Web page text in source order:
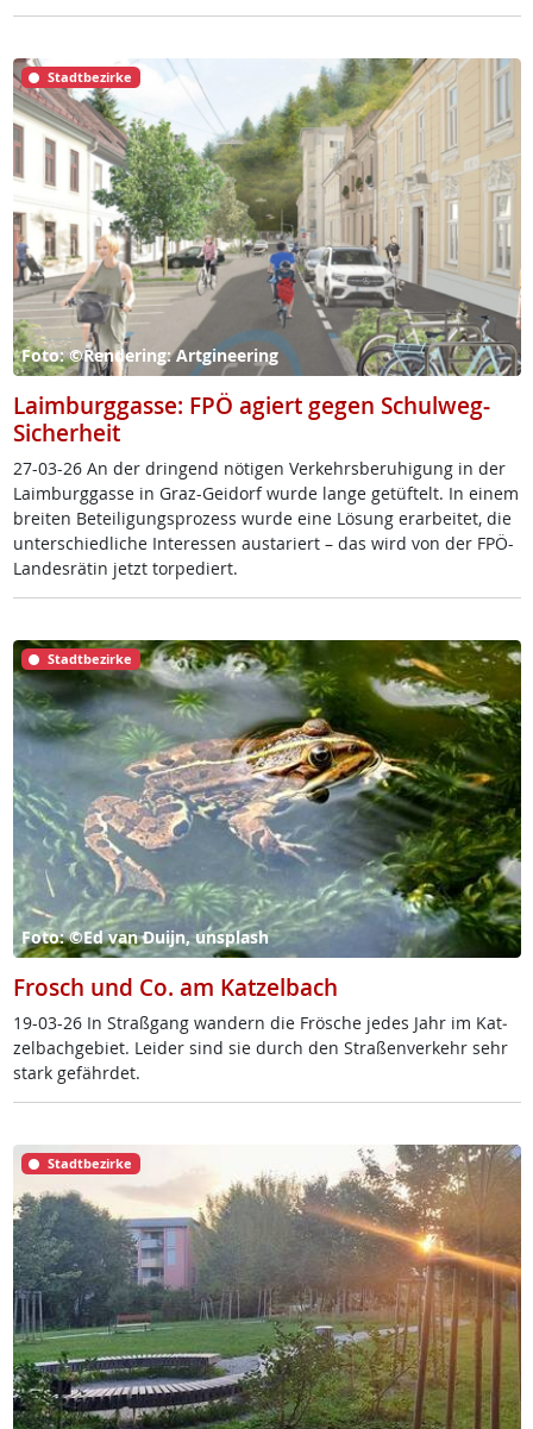
Stadtbezirke
Foto: ©Rendering: Artgineering
Laimburggasse: FPÖ agiert gegen Schulweg-
Sicherheit
27-03-26 An der drin­gend nö­t­i­gen Ver­kehrs­be­ru­hi­gung in der
Laim­burg­gas­se in Graz-Gei­dorf wur­de lan­ge ge­tüf­telt. In ei­nem
brei­ten Be­tei­li­gung­s­pro­zess wur­de ei­ne Lö­sung er­ar­bei­tet, die
un­ter­schied­li­che In­ter­es­sen au­s­ta­riert – das wird von der FPÖ-
Lan­des­rä­tin jetzt tor­pe­diert.
Stadtbezirke
Foto: ©Ed van Duijn, unsplash
Frosch und Co. am Katzelbach
19-03-26 In Straß­gang wan­dern die Frö­sche je­des Jahr im Kat­
zel­bach­ge­biet. Lei­der sind sie durch den Stra­ßen­ver­kehr sehr
stark ge­fähr­det.
Stadtbezirke